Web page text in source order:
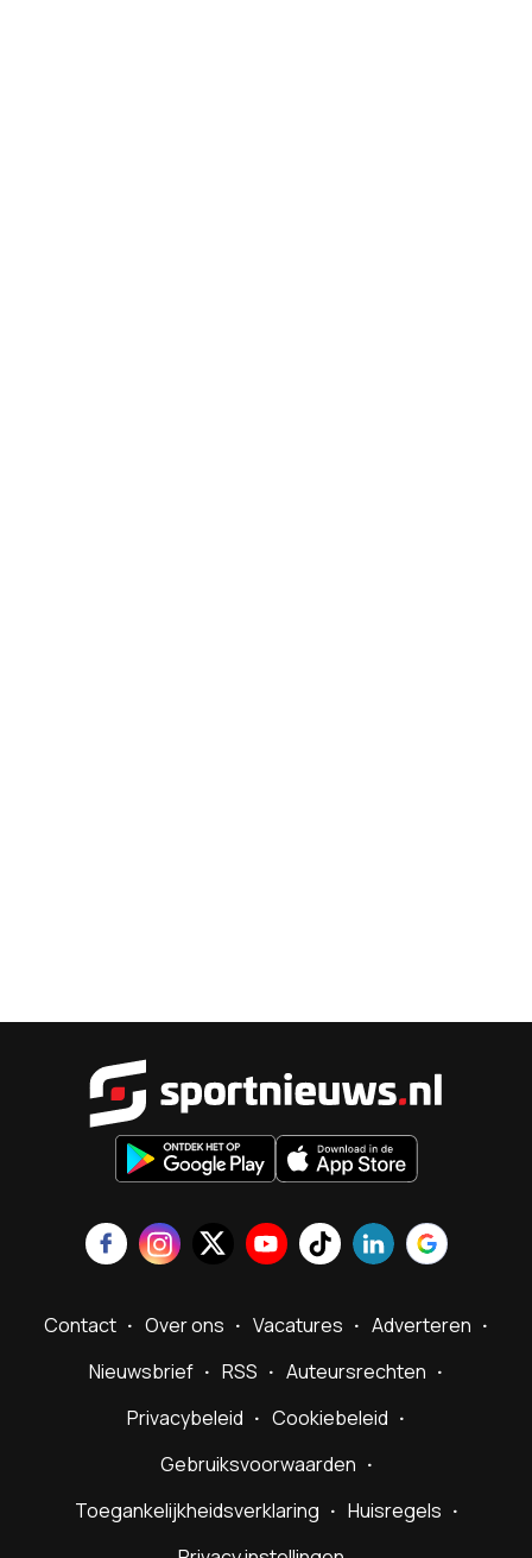
Contact Over ons Vacatures
Adverteren
Nieuwsbrief
RSS
Auteursrechten
Privacybeleid
Cookiebeleid
Gebruiksvoorwaarden
Toegankelijkheidsverklaring
Huisregels